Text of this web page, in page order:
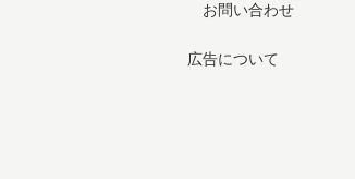
お問い合わせ
広告について